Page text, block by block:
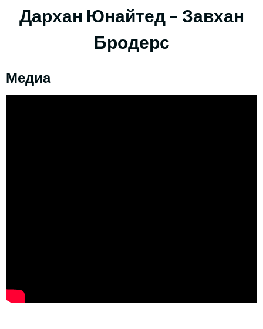
Дархан Юнайтед – Завхан
Бродерс
Медиа